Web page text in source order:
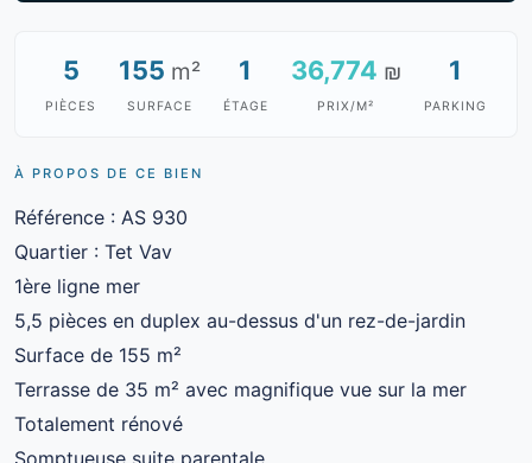
5
PIÈCES
155 m²
SURFACE
1
ÉTAGE
36,774 ₪
PRIX/M²
1
PARKING
À PROPOS DE CE BIEN
Référence : AS 930
Quartier : Tet Vav
1ère ligne mer
5,5 pièces en duplex au-dessus d'un rez-de-jardin
Surface de 155 m²
Terrasse de 35 m² avec magnifique vue sur la mer
Totalement rénové
Somptueuse suite parentale